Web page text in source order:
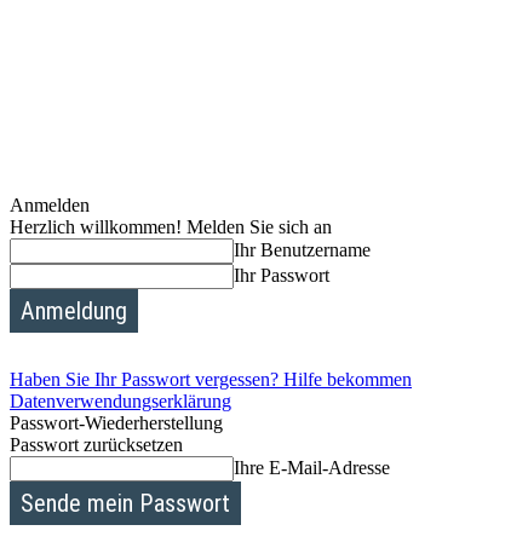
Anmelden
Herzlich willkommen! Melden Sie sich an
Ihr Benutzername
Ihr Passwort
Haben Sie Ihr Passwort vergessen? Hilfe bekommen
Datenverwendungserklärung
Passwort-Wiederherstellung
Passwort zurücksetzen
Ihre E-Mail-Adresse